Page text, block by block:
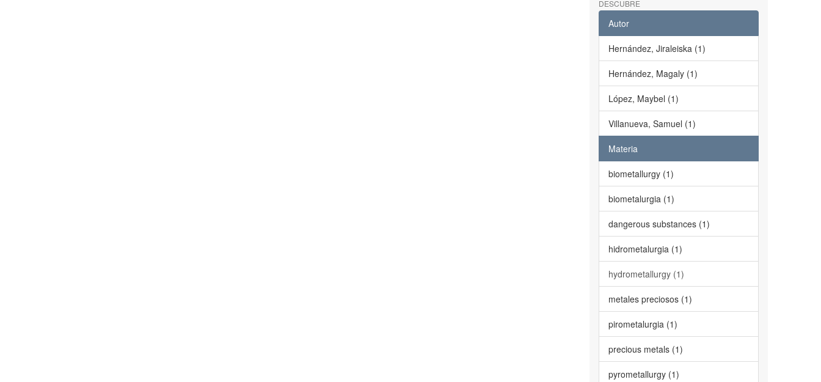
DESCUBRE
Autor
Hernández, Jiraleiska (1)
Hernández, Magaly (1)
López, Maybel (1)
Villanueva, Samuel (1)
Materia
biometallurgy (1)
biometalurgia (1)
dangerous substances (1)
hidrometalurgia (1)
hydrometallurgy (1)
metales preciosos (1)
pirometalurgia (1)
precious metals (1)
pyrometallurgy (1)